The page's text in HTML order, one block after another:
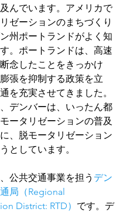
んでいます。アメリカで
ゼーションのまちづくり
州ポートランドがよく知
。ポートランドは、高速
念したことをきっかけ
張を抑制する政策を立
を充実させてきました。
デンバーは、いったん都
ータリゼーションの普及
、脱モータリゼーション
としています。
公共交通事業を担う デン
局（Regional
District: RTD） です。デ